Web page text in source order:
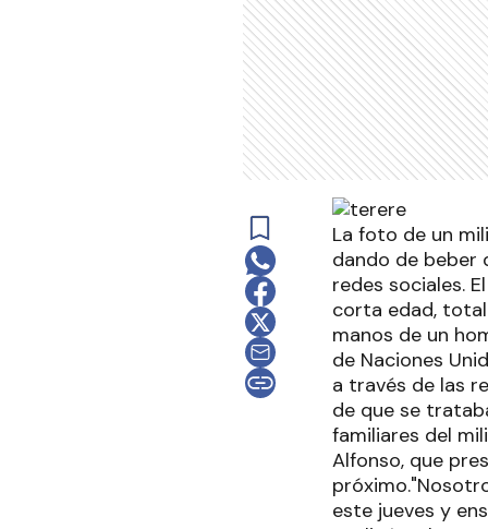
La foto de un
dando de beber
redes sociales.
corta edad,
manos de un
de Naciones
a través de las
de que se
familiares del
Alfonso, que
este jueves y